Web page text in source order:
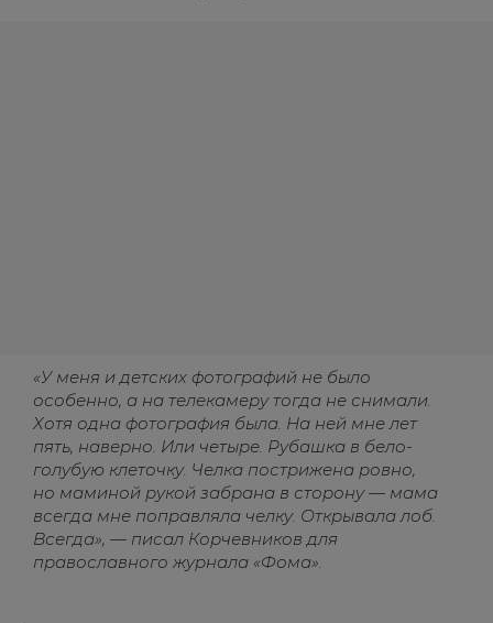
«У меня и детских фотографий не было
особенно, а на телекамеру тогда не снимали.
Хотя одна фотография была. На ней мне лет
пять, наверно. Или четыре. Рубашка в бело-
голубую клеточку. Челка пострижена ровно,
но маминой рукой забрана в сторону — мама
всегда мне поправляла челку. Открывала лоб.
Всегда», — писал Корчевников для
православного журнала «Фома».